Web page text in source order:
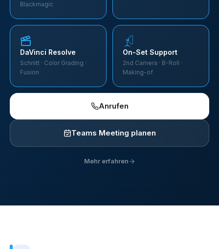
Blackmagic
DaVinci Resolve
Schnitt · Color Grading ·
Fusion
On-Set Support
2nd Camera · B-Roll ·
Making-of
Anrufen
Teams Meeting planen
Mehr erfahren